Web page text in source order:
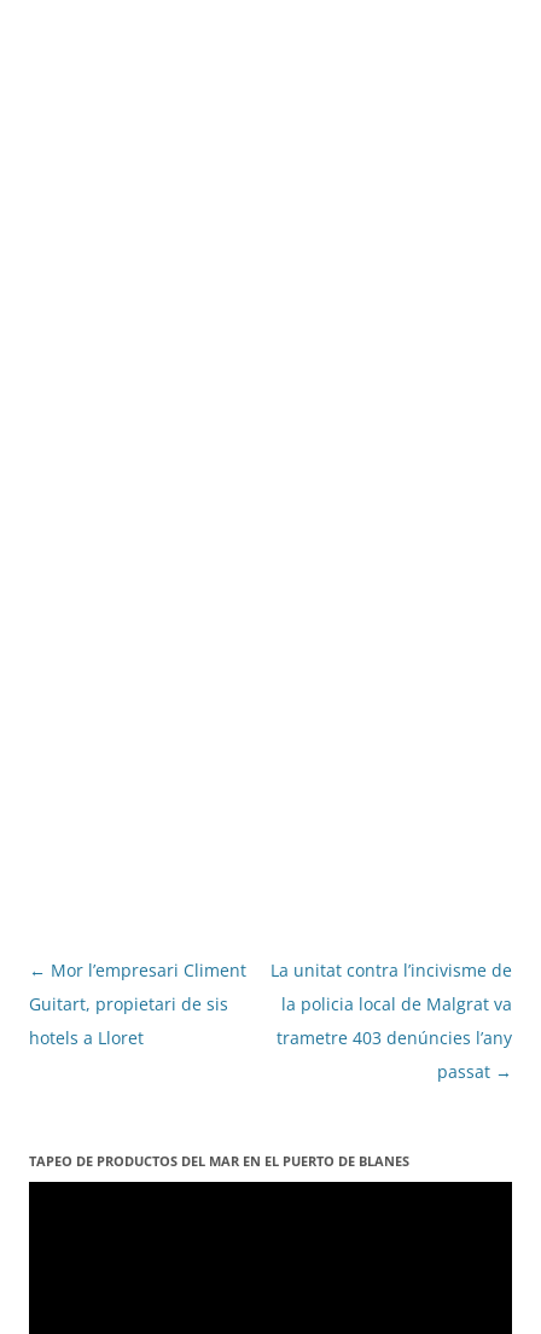
Navegació
per
les
← Mor l’empresari Climent
Guitart, propietari de sis
hotels a Lloret
La unitat contra l’incivisme de
la policia local de Malgrat va
trametre 403 denúncies l’any
passat →
TAPEO DE PRODUCTOS DEL MAR EN EL PUERTO DE BLANES
Reproductor